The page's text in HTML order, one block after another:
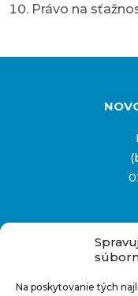
Na poskytovanie tých
Právo na